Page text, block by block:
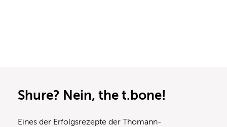
Shure? Nein, the t.bone!
Eines der Erfolgsrezepte der Thomann-